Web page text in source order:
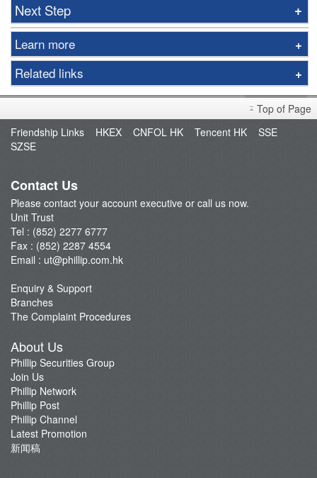
Next Step
Learn more
Subscription
Fund Houses
Monthly Investment Plan
fee
Related links
Fees & Charges
FAQ
Unit Trust Video Tutorials
Top of Page
Friendship Links
HKEX CNFOL HK Tencent HK
SSE
SZSE
Contact Us
Please contact your account executive or call us now.
Unit Trust
Tel : (852) 2277 6777
Fax : (852) 2287 4554
Email : ut@phillip.com.hk
Enquiry & Support
Branches
The Complaint Procedures
About Us
Phillip Securities Group
Join Us
Phillip Network
Phillip Post
Phillip Channel
Latest Promotion
新闻稿